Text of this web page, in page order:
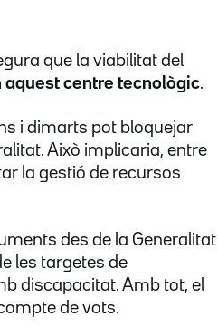
que la viabilitat del
aquest centre tecnològic.
i dimarts pot bloquejar
Això implicaria, entre
la gestió de recursos
des de la Generalitat
les targetes de
discapacitat. Amb tot, el
de vots.